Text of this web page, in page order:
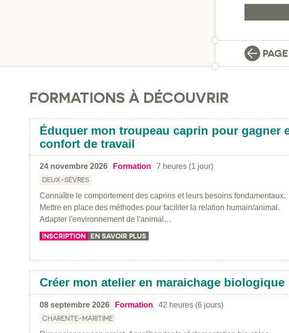
FORMATIONS À DÉCOUVRIR
Éduquer mon troupeau caprin pour gagner
confort de travail
24 novembre 2026 Formation 7 heures (1 jour)
DEUX-SÈVRES
Connaître le comportement des caprins et leurs besoins fondamentaux.
Mettre en place des méthodes pour faciliter la relation humain/animal.
Adapter l'environnement de l'animal…
INSCRIPTION EN SAVOIR PLUS
Créer mon atelier en maraichage biologique
08 septembre 2026 Formation 42 heures (6 jours)
CHARENTE-MARITIME